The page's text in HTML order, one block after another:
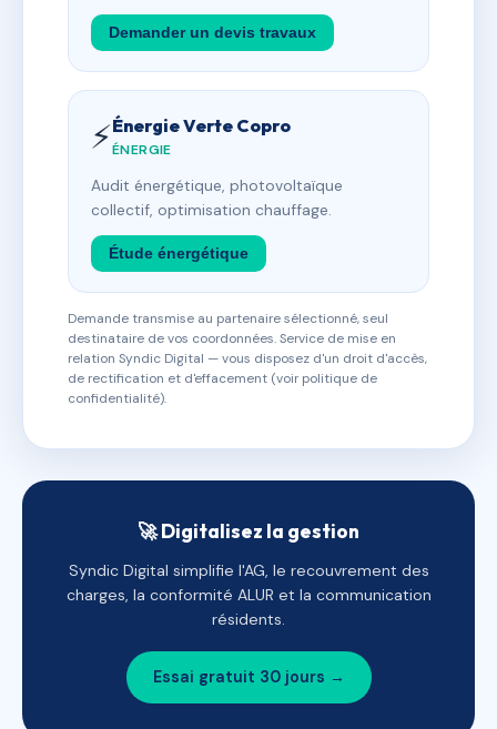
Demander un devis travaux
⚡Énergie Verte Copro
ÉNERGIE
Audit énergétique, photovoltaïque
collectif, optimisation chauffage.
Étude énergétique
Demande transmise au partenaire sélectionné, seul
destinataire de vos coordonnées. Service de mise en
relation Syndic Digital — vous disposez d'un droit d'accès,
de rectification et d'effacement (voir politique de
confidentialité).
🚀 Digitalisez la gestion
Syndic Digital simplifie l'AG, le recouvrement des
charges, la conformité ALUR et la communication
résidents.
Essai gratuit 30 jours →